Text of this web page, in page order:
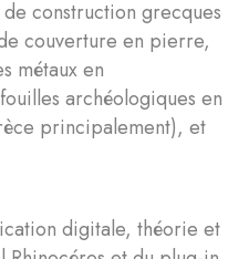
construction grecques
couverture en pierre,
métaux en
archéologiques en
principalement), et
digitale, théorie et